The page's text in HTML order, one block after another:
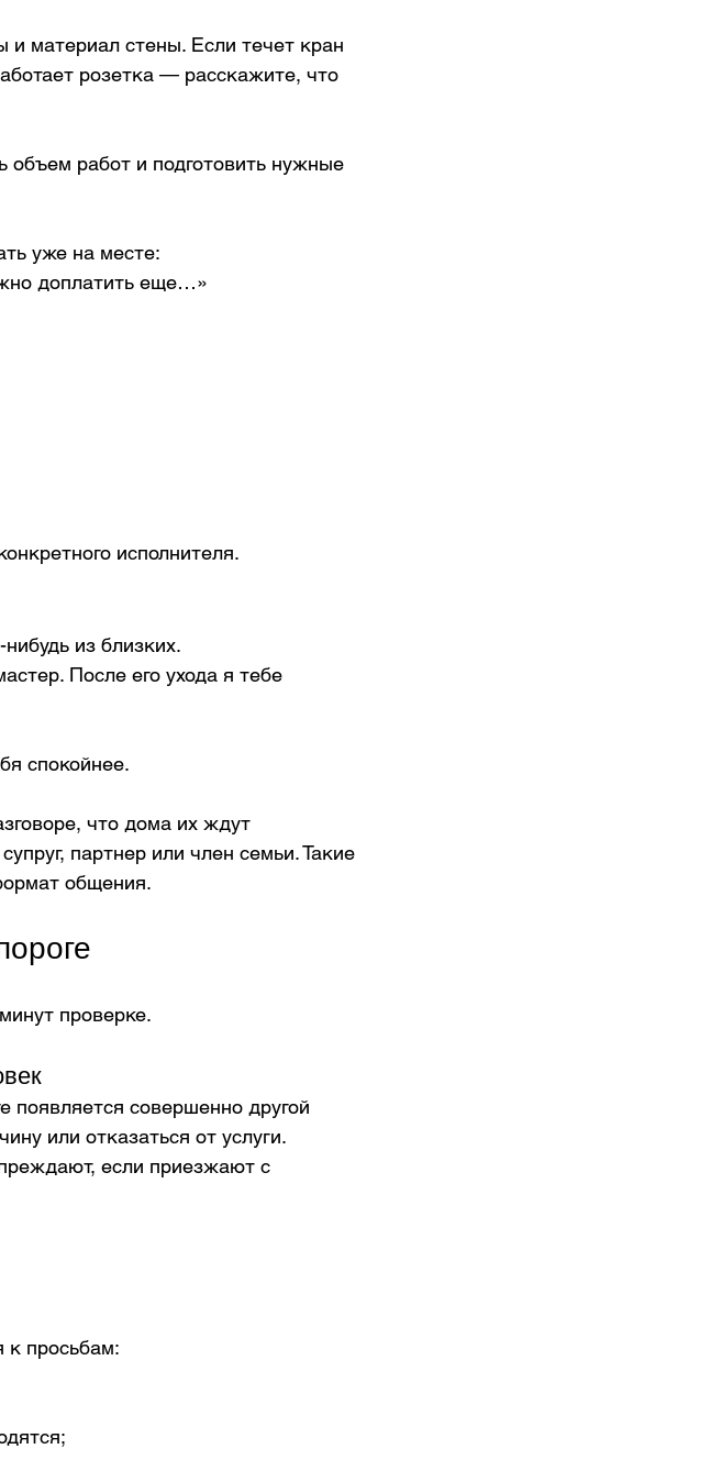
материал стены. Если течет кран
розетка — расскажите, что
объем работ и подготовить нужные
уже на месте:
доплатить еще…»
исполнителя.
из близких.
После его ухода я тебе
спокойнее.
что дома их ждут
партнер или член семьи. Такие
общения.
проверке.
появляется совершенно другой
или отказаться от услуги.
если приезжают с
к просьбам: